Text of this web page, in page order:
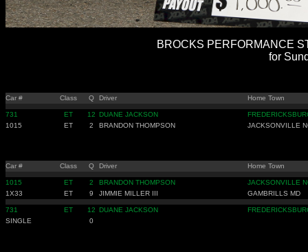
BROCKS PERFORMANCE
for
Car # Class Q Driver Home Town
731 ET 12 DUANE JACKSON
1015
ET 2 BRANDON THOMPSON JACKSONVILLE
Car # Class Q Driver Home Town
1015 ET 2 BRANDON THOMPSON
JACKSONVILLE
1X33
ET 9 JIMMIE MILLER III GAMBRILLS MD
731 ET 12 DUANE JACKSON
SINGLE
0